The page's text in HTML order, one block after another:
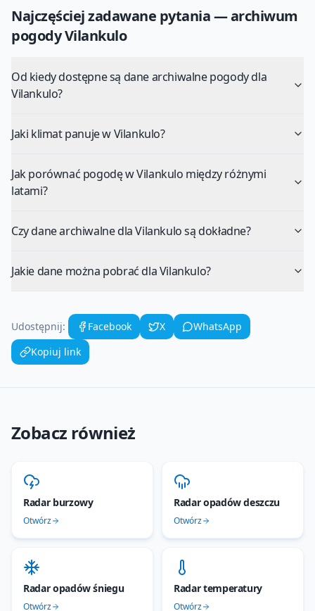
Najczęściej zadawane pytania — archiwum
pogodyVilankulo
Od kiedy dostępne są dane archiwalne pogody dla
Vilankulo?
Jaki klimat panuje w Vilankulo?
Jak porównać pogodę w Vilankulo między różnymi
latami?
Czy dane archiwalne dla Vilankulo są dokładne?
Jakie dane można pobrać dla Vilankulo?
Udostępnij: Facebook X
WhatsApp
Kopiuj link
Zobacz również
Radar burzowy
Otwórz
Radar opadów deszczu
Otwórz
Radar opadów śniegu
Otwórz
Radar temperatury
Otwórz